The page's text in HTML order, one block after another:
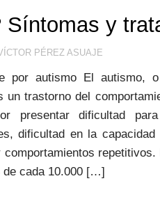
y
PÉREZ ASUAJE
por autismo El autismo,
un trastorno del
presentar dificultad
dificultad en la
comportamientos
de cada 10.000 […]